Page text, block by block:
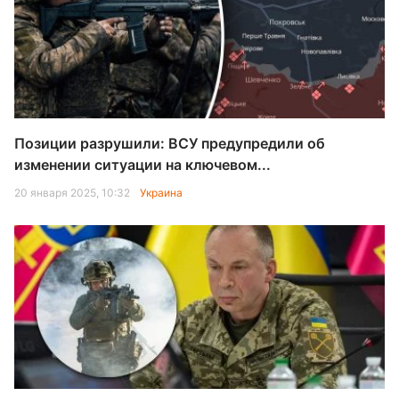
Позиции разрушили: ВСУ предупредили об
изменении ситуации на ключевом...
20 января 2025, 10:32 Украина